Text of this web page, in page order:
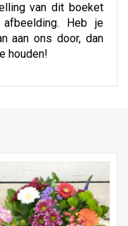
van dit boeket
Heb je
aan ons door, dan
houden!